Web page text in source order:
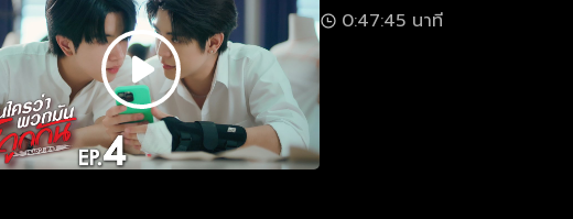
0:47:45 นาที